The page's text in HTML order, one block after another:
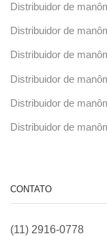
Distribuidor de
Distribuidor de
Distribuidor de
Distribuidor de
Distribuidor de
Distribuidor de
CONTATO
(11) 2916-0778